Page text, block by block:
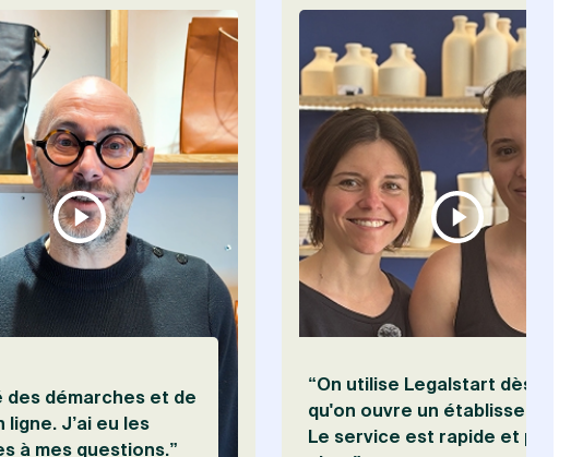
Kim Visionner le témoignage de Jérôme Auriac
des démarches et de
ligne. J’ai eu les
à mes questions.”
“On utilise Legalstart dès
qu'on ouvre un
Le service est rapide et pas